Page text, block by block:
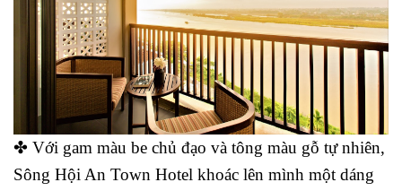
✤ Với gam màu be chủ đạo và tông màu gỗ tự nhiên,
Sông Hội An Town Hotel khoác lên mình một dáng